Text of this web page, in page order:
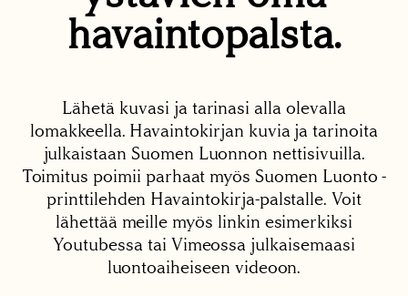
havaintopalsta.
Lähetä kuvasi ja tarinasi alla olevalla
lomakkeella. Havaintokirjan kuvia ja tarinoita
julkaistaan Suomen Luonnon nettisivuilla.
Toimitus poimii parhaat myös Suomen Luonto -
printtilehden Havaintokirja-palstalle. Voit
lähettää meille myös linkin esimerkiksi
Youtubessa tai Vimeossa julkaisemaasi
luontoaiheiseen videoon.